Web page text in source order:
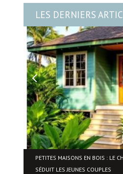
LES DERNIERS
PETITES MAISONS EN BOIS : LE
SÉDUIT LES JEUNES COUPLES